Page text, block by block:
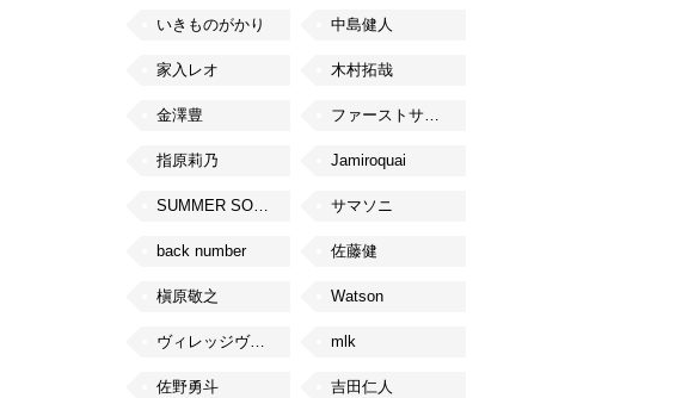
いきものがかり 中島健人
家入レオ 木村拓哉
金澤豊 ファーストサマーウイカ
指原莉乃 Jamiroquai
SUMMER SONIC サマソニ
back number 佐藤健
槇原敬之 Watson
ヴィレッジヴァンガード mlk
佐野勇斗 吉田仁人